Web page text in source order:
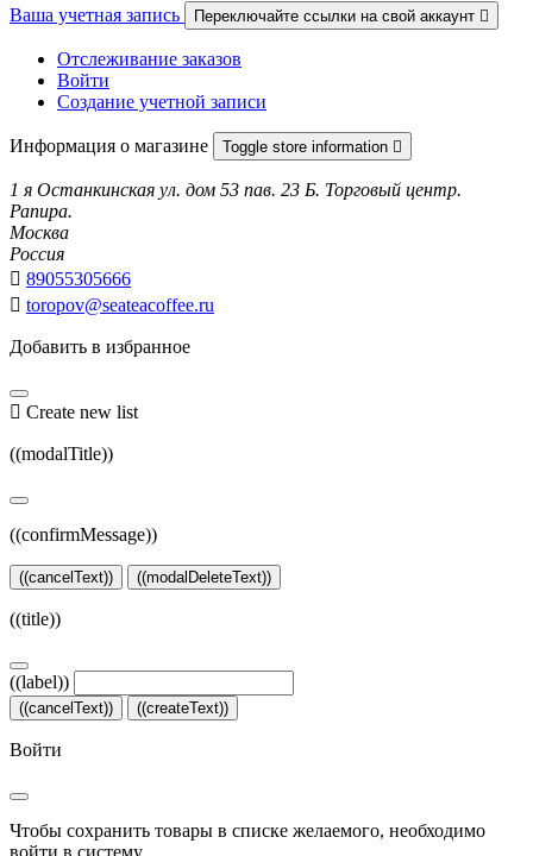
Ваша учетная запись Переключайте ссылки на свой аккаунт 
Отслеживание заказов
Войти
Создание учетной записи
Информация о магазине Toggle store information 
1 я Останкинская ул. дом 53 пав. 23 Б. Торговый центр.
Рапира.
Москва
Россия
 89055305666
 toropov@seateacoffee.ru
Добавить в избранное
 Create new list
((modalTitle))
((confirmMessage))
((cancelText)) ((modalDeleteText))
((title))
((label))
((cancelText)) ((createText))
Войти
Чтобы сохранить товары в списке желаемого, необходимо